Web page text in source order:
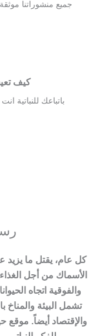
جميع منشوراتنا
كيف
باتباعك للنباتية
الأسماك من أجل
والفوقية اتجاه
تشمل البيئة والمناخ
والإقتصاد أيضاً. موقع